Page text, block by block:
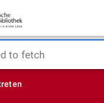
to fetch